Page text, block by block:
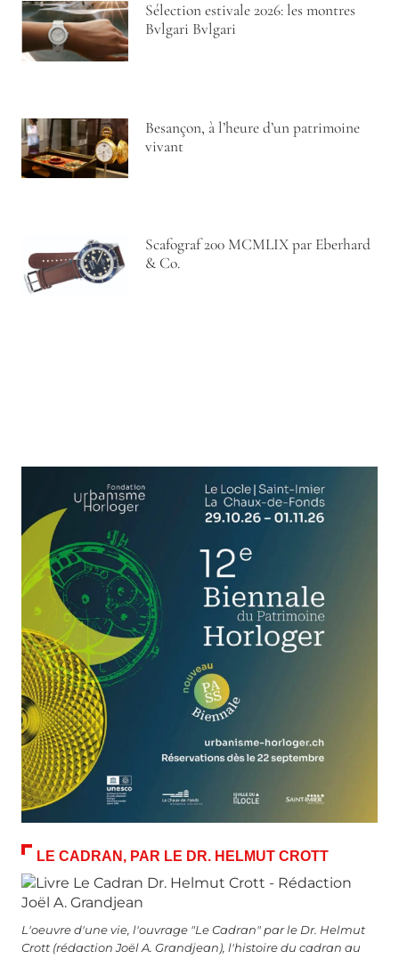
Sélection estivale 2026: les montres
Bvlgari Bvlgari
Besançon, à l’heure d’un patrimoine
vivant
Scafograf 200 MCMLIX par Eberhard
& Co.
LE CADRAN, PAR LE DR. HELMUT CROTT
L'oeuvre d'une vie, l'ouvrage "Le Cadran" par le Dr. Helmut
Crott (rédaction Joël A. Grandjean), l'histoire du cadran au